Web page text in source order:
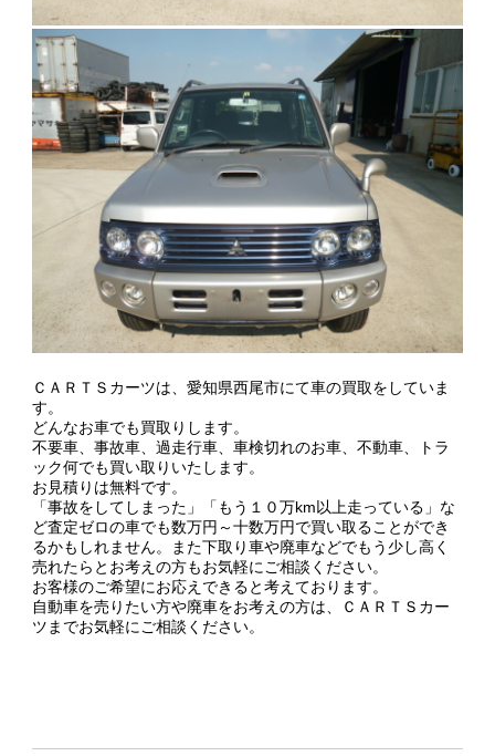
ＣＡＲＴＳカーツは、愛知県西尾市にて車の買取をしていま
す。
どんなお車でも買取りします。
不要車、事故車、過走行車、車検切れのお車、不動車、トラ
ック何でも買い取りいたします。
お見積りは無料です。
「事故をしてしまった」「もう１０万km以上走っている」な
ど査定ゼロの車でも数万円～十数万円で買い取ることができ
るかもしれません。また下取り車や廃車などでもう少し高く
売れたらとお考えの方もお気軽にご相談ください。
お客様のご希望にお応えできると考えております。
自動車を売りたい方や廃車をお考えの方は、ＣＡＲＴＳカー
ツまでお気軽にご相談ください。